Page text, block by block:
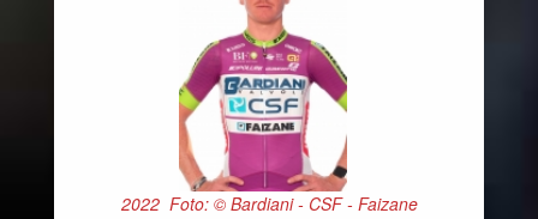
2022 Foto: © Bardiani - CSF - Faizane